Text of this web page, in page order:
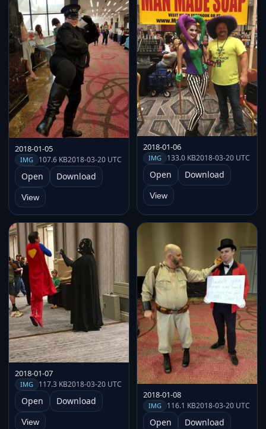
2018-01-05
IMG 107.6 KB2018-03-20 UTC
Open Download
View
2018-01-06
IMG 133.0 KB2018-03-20 UTC
Open Download
View
2018-01-07
IMG 117.3 KB2018-03-20 UTC
Open Download
View
2018-01-08
IMG 116.1 KB2018-03-20 UTC
Open Download